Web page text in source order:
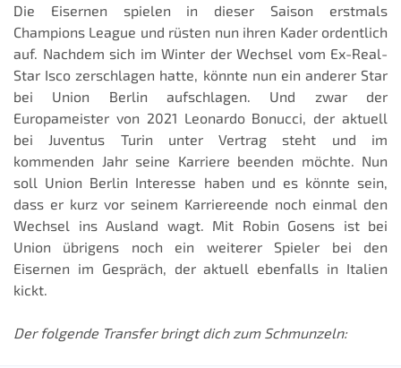
Die Eisernen spielen in dieser Saison erstmals
Champions League und rüsten nun ihren Kader ordentlich
auf. Nachdem sich im Winter der Wechsel vom Ex-Real-
Star Isco zerschlagen hatte, könnte nun ein anderer Star
bei Union Berlin aufschlagen. Und zwar der
Europameister von 2021 Leonardo Bonucci, der aktuell
bei Juventus Turin unter Vertrag steht und im
kommenden Jahr seine Karriere beenden möchte. Nun
soll Union Berlin Interesse haben und es könnte sein,
dass er kurz vor seinem Karriereende noch einmal den
Wechsel ins Ausland wagt. Mit Robin Gosens ist bei
Union übrigens noch ein weiterer Spieler bei den
Eisernen im Gespräch, der aktuell ebenfalls in Italien
kickt.
Der folgende Transfer bringt dich zum Schmunzeln: